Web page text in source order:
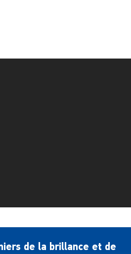
de la brillance et de